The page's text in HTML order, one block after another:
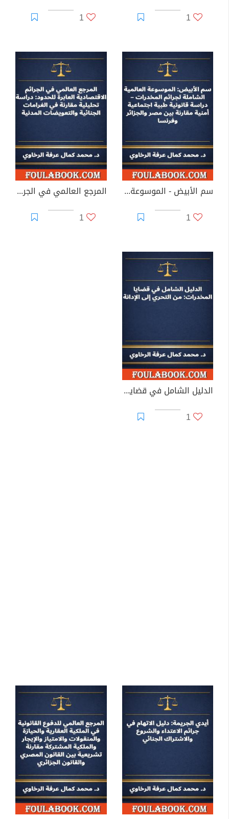
1
1
سم الأبيض - الموسوعة العالمية الشاملة لجرائم المخدرات
1
المرجع العالمي في الجرائم الاقتصادية العابرة للحدود
1
الدليل الشامل في قضايا المخدرات - من التحري إلى الإدانة
1